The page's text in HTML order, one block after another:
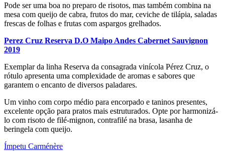
Pode ser uma boa no preparo de risotos, mas também combina na
mesa com queijo de cabra, frutos do mar, ceviche de tilápia, saladas
frescas de folhas e frutas com aspargos grelhados.
Perez Cruz Reserva D.O Maipo Andes Cabernet Sauvignon
2019
Exemplar da linha Reserva da consagrada vinícola Pérez Cruz, o
rótulo apresenta uma complexidade de aromas e sabores que
garantem o encanto de diversos paladares.
Um vinho com corpo médio para encorpado e taninos presentes,
excelente opção para pratos mais estruturados. Opte por harmonizá-
lo com risoto de filé-mignon, contrafilé na brasa, lasanha de
beringela com queijo.
Ímpetu Carménère